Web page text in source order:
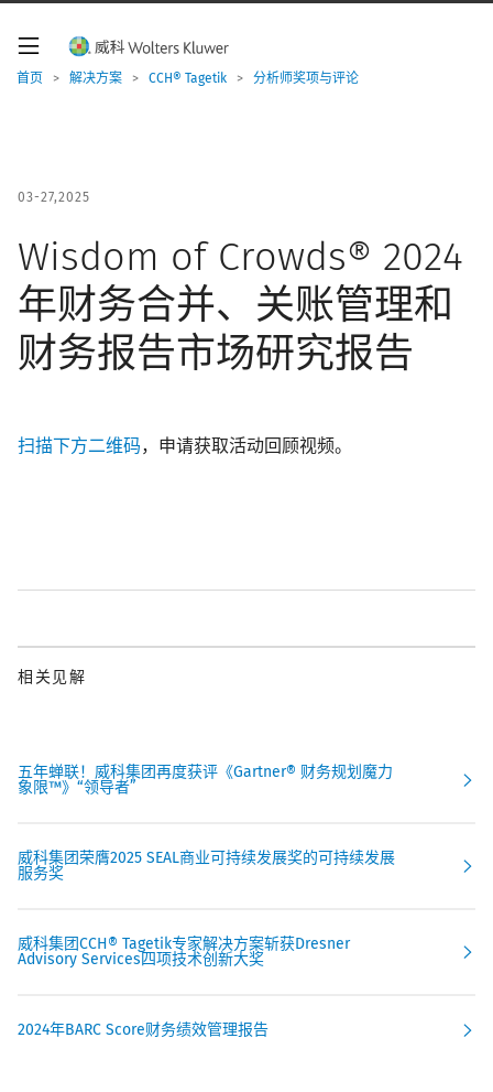
W
首页 > 解决方案 > CCH® Tagetik > 分析师奖项与评论
03-27,2025
Wisdom of Crowds® 2024
年财务合并、关账管理和
财务报告市场研究报告
扫描下方二维码，申请获取活动回顾视频。
相关见解
五年蝉联！威科集团再度获评《Gartner® 财务规划魔力
象限™》“领导者”
威科集团荣膺2025 SEAL商业可持续发展奖的可持续发展
服务奖
威科集团CCH® Tagetik专家解决方案斩获Dresner
Advisory Services四项技术创新大奖
2024年BARC Score财务绩效管理报告